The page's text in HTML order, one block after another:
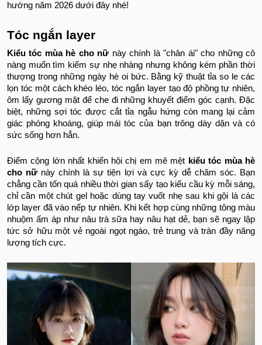
hướng năm 2026 dưới đây nhé!
Tóc ngắn layer
Kiểu tóc mùa hè cho nữ này chính là "chân ái" cho những cô
nàng muốn tìm kiếm sự nhẹ nhàng nhưng không kém phần thời
thượng trong những ngày hè oi bức. Bằng kỹ thuật tỉa so le các
lọn tóc một cách khéo léo, tóc ngắn layer tạo độ phồng tự nhiên,
ôm lấy gương mặt để che đi những khuyết điểm góc cạnh. Đặc
biệt, những sợi tóc được cắt tỉa ngẫu hứng còn mang lại cảm
giác phóng khoáng, giúp mái tóc của bạn trông dày dặn và có
sức sống hơn hẳn.
Điểm cộng lớn nhất khiến hội chị em mê mệt kiểu tóc mùa hè
cho nữ này chính là sự tiện lợi và cực kỳ dễ chăm sóc. Bạn
chẳng cần tốn quá nhiều thời gian sấy tạo kiểu cầu kỳ mỗi sáng,
chỉ cần một chút gel hoặc dùng tay vuốt nhẹ sau khi gội là các
lớp layer đã vào nếp tự nhiên. Khi kết hợp cùng những tông màu
nhuộm ấm áp như nâu trà sữa hay nâu hạt dẻ, bạn sẽ ngay lập
tức sở hữu một vẻ ngoài ngọt ngào, trẻ trung và tràn đầy năng
lượng tích cực.